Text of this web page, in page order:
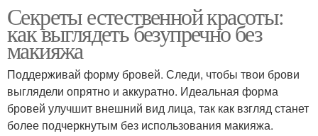
Секреты естественной красоты:
как выглядеть безупречно без
макияжа
Поддерживай форму бровей. Следи, чтобы твои брови
выглядели опрятно и аккуратно. Идеальная форма
бровей улучшит внешний вид лица, так как взгляд станет
более подчеркнутым без использования макияжа.